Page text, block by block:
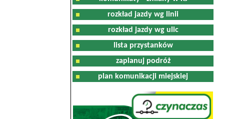
rozkład jazdy wg linii
rozkład jazdy wg ulic
lista przystanków
zaplanuj podróż
plan komunikacji miejskiej